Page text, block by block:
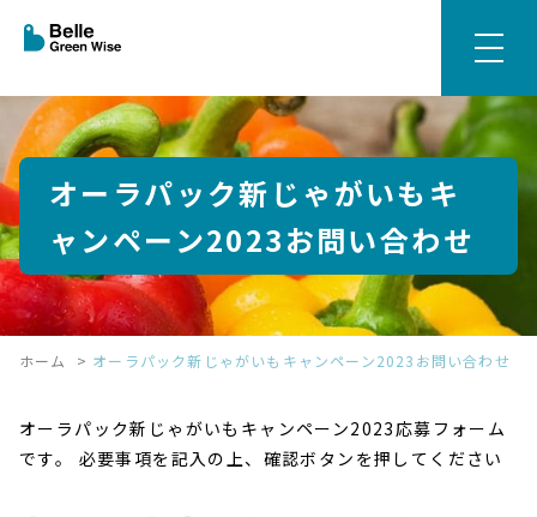
オーラパック新じゃがいもキ
ャンペーン2023お問い合わせ
ホーム > オーラパック新じゃがいもキャンペーン2023お問い合わせ
オーラパック新じゃがいもキャンペーン2023応募フォーム
です。 必要事項を記入の上、確認ボタンを押してください